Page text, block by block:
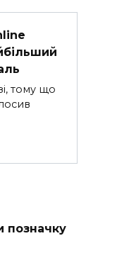
тому що
позначку